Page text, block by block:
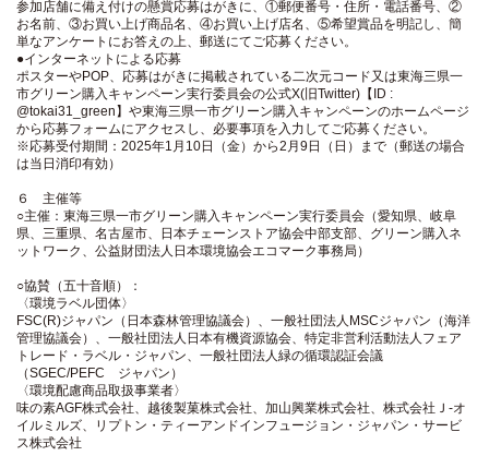
参加店舗に備え付けの懸賞応募はがきに、①郵便番号・住所・電話番号、②
お名前、③お買い上げ商品名、④お買い上げ店名、⑤希望賞品を明記し、簡
単なアンケートにお答えの上、郵送にてご応募ください。
●インターネットによる応募
ポスターやPOP、応募はがきに掲載されている二次元コード又は東海三県一
市グリーン購入キャンペーン実行委員会の公式X(旧Twitter)【ID :
@tokai31_green】や東海三県一市グリーン購入キャンペーンのホームページ
から応募フォームにアクセスし、必要事項を入力してご応募ください。
※応募受付期間：2025年1月10日（金）から2月9日（日）まで（郵送の場合
は当日消印有効）
６ 主催等
○主催：東海三県一市グリーン購入キャンペーン実行委員会（愛知県、岐阜
県、三重県、名古屋市、日本チェーンストア協会中部支部、グリーン購入ネ
ットワーク、公益財団法人日本環境協会エコマーク事務局）
○協賛（五十音順）：
〈環境ラベル団体〉
FSC(R)ジャパン（日本森林管理協議会）、一般社団法人MSCジャパン（海洋
管理協議会）、一般社団法人日本有機資源協会、特定非営利活動法人フェア
トレード・ラベル・ジャパン、一般社団法人緑の循環認証会議
（SGEC/PEFC ジャパン）
〈環境配慮商品取扱事業者〉
味の素AGF株式会社、越後製菓株式会社、加山興業株式会社、株式会社Ｊ‐オ
イルミルズ、リプトン・ティーアンドインフュージョン・ジャパン・サービ
ス株式会社